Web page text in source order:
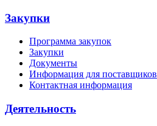
Закупки
Программа закупок
Закупки
Документы
Информация для поставщиков
Контактная информация
Деятельность